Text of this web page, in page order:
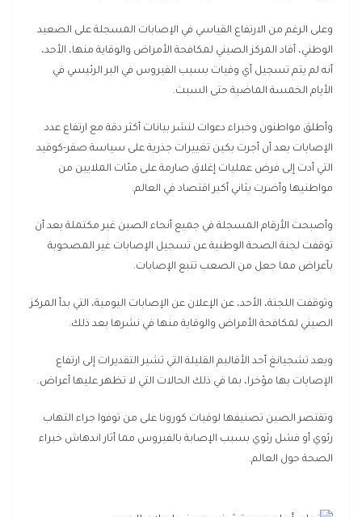
وعلى الرغم من الارتفاع القياسي في الإصابات المسجلة على الصعيد
الوطني، أفاد المركز الصيني لمكافحة الأمراض والوقاية منها، الأحد،
أنه لم يتم تسجيل أي وفيات بسبب الفيروس في البر الرئيسي في
الأيام الخمسة الماضية حتى السبت.
وأطلق مواطنون وخبراء دعوات لنشر بيانات أكثر دقة مع ارتفاع عدد
الإصابات بعد أن أجرت بكين تغييرات جذرية على سياسة صفر-كوفيد
التي أدت إلى فرض عمليات إغلاق صارمة على مئات الملايين من
مواطنيها وأضرت بثاني أكبر اقتصاد في العالم.
وأصبحت الأرقام المسجلة في جميع أنحاء الصين غير مكتملة بعد أن
توقفت لجنة الصحة الوطنية عن تسجيل الإصابات غير المصحوبة
بأعراض مما جعل من الصعب تتبع الإصابات.
وتوقفت اللجنة، الأحد، عن الإعلان عن الإصابات اليومية، التي بدأ المركز
الصيني لمكافحة الأمراض والوقاية منها في نشرها بعد ذلك.
ويعد تشجيانغ أحد الأقاليم القليلة التي تشير التقديرات إلى ارتفاع
الإصابات بها مؤخرا، بما في ذلك الحالات التي لا تظهر عليها أعراض.
وتقتصر الصين تصنيفها لوفيات كورونا على من توفوا جراء التهاب
رئوي أو فشل رئوي بسبب الإصابة بالفيروس مما أثار اندهاش خبراء
الصحة حول العالم.